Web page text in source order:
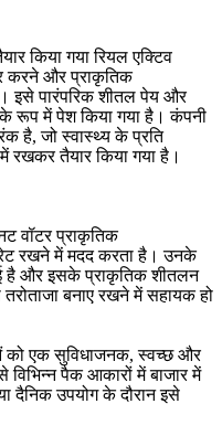
किया गया रियल एक्टिव
करने और प्राकृतिक
इसे पारंपरिक शीतल पेय और
रूप में पेश किया गया है। कंपनी
है, जो स्वास्थ्य के प्रति
रखकर तैयार किया गया है।
वॉटर प्राकृतिक
रखने में मदद करता है। उनके
है और इसके प्राकृतिक शीतलन
बनाए रखने में सहायक हो
को एक सुविधाजनक, स्वच्छ और
पैक आकारों में बाजार में
दैनिक उपयोग के दौरान इसे